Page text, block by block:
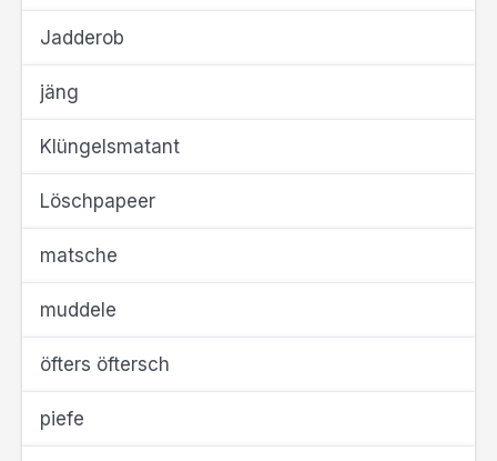
Jadderob
jäng
Klüngelsmatant
Löschpapeer
matsche
muddele
öfters öftersch
piefe